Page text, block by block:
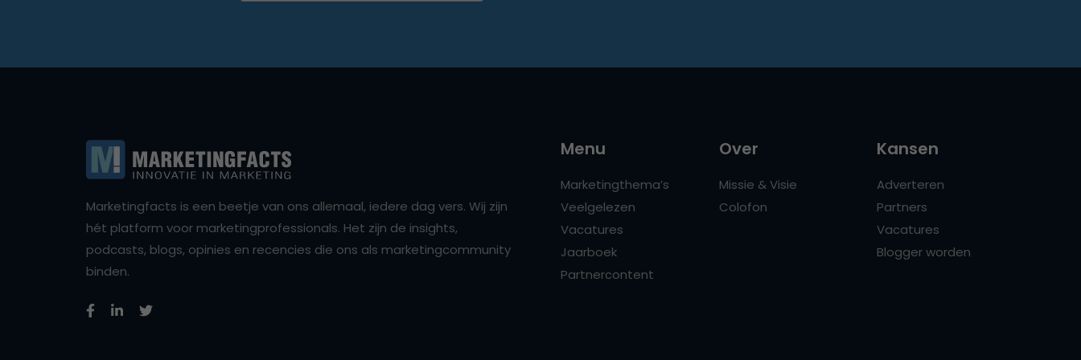
Marketingfacts is een beetje van ons allemaal, iedere dag vers. Wij zijn
hét platform voor marketingprofessionals. Het zijn de insights,
podcasts, blogs, opinies en recencies die ons als marketingcommunity
binden.
Menu
Marketingthema’s
Veelgelezen
Vacatures
Jaarboek
Partnercontent
Over
Missie & Visie
Colofon
Kansen
Adverteren
Partners
Vacatures
Blogger worden